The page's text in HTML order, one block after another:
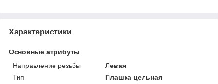
Характеристики
Основные атрибуты
Направление резьбы
Левая
Тип
Плашка цельная